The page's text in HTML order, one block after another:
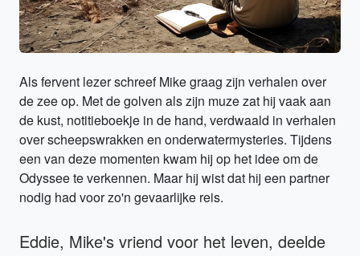
Als fervent lezer schreef Mike graag zijn verhalen over
de zee op. Met de golven als zijn muze zat hij vaak aan
de kust, notitieboekje in de hand, verdwaald in verhalen
over scheepswrakken en onderwatermysteries. Tijdens
een van deze momenten kwam hij op het idee om de
Odyssee te verkennen. Maar hij wist dat hij een partner
nodig had voor zo'n gevaarlijke reis.
Eddie, Mike's vriend voor het leven, deelde